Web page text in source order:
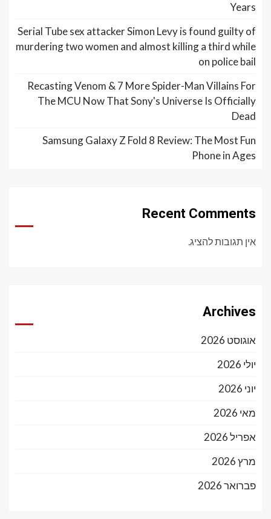
Years
Serial Tube sex attacker Simon Levy is found guilty of
murdering two women and almost killing a third while
on police bail
Recasting Venom & 7 More Spider-Man Villains For
The MCU Now That Sony's Universe Is Officially
Dead
Samsung Galaxy Z Fold 8 Review: The Most Fun
Phone in Ages
Recent Comments
אין תגובות להציג.
Archives
אוגוסט 2026
יולי 2026
יוני 2026
מאי 2026
אפריל 2026
מרץ 2026
פברואר 2026